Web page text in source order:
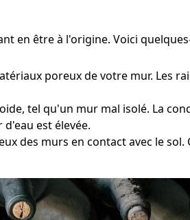
en être à l'origine. Voici
poreux de votre mur. Les
tel qu'un mur mal isolé. La
est élevée.
des murs en contact avec le sol.